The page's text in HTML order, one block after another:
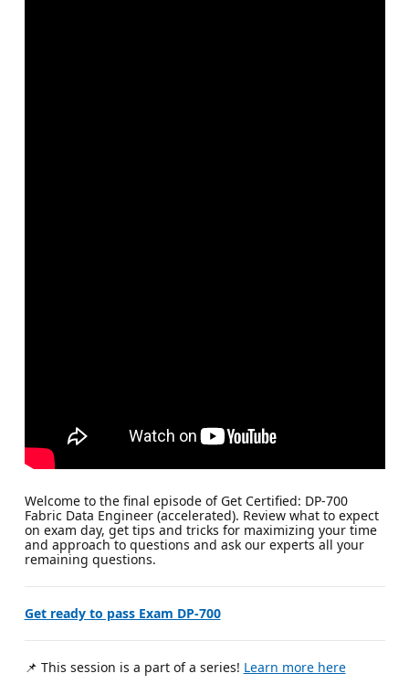
Welcome to the final episode of Get Certified: DP-700
Fabric Data Engineer (accelerated). Review what to expect
on exam day, get tips and tricks for maximizing your time
and approach to questions and ask our experts all your
remaining questions.
Get ready to pass Exam DP-700
📌 This session is a part of a series! Learn more here